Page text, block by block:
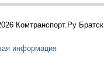
Комтранспорт.Ру Братск
информация